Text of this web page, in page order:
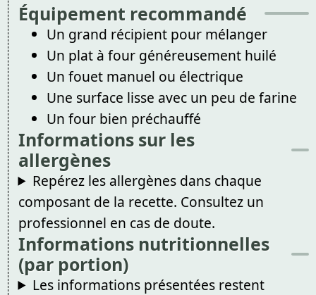
Équipement recommandé
Un grand récipient pour mélanger
Un plat à four généreusement huilé
Un fouet manuel ou électrique
Une surface lisse avec un peu de farine
Un four bien préchauffé
Informations sur les
allergènes
Repérez les allergènes dans chaque
composant de la recette. Consultez un
professionnel en cas de doute.
Informations nutritionnelles
(par portion)
Les informations présentées restent